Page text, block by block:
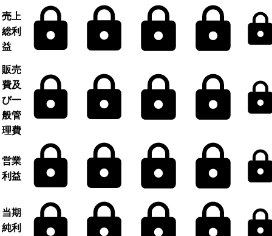
売上
総利
益
販売
費及
び一
般管
理費
営業
利益
当期
純利